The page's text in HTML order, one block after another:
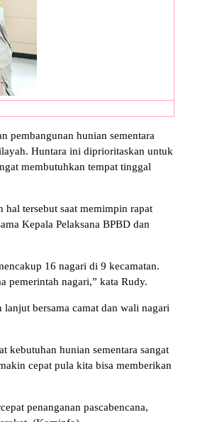
pembangunan hunian sementara
Huntara ini diprioritaskan untuk
membutuhkan tempat tinggal
hal tersebut saat memimpin rapat
Kepala Pelaksana BPBD dan
16 nagari di 9 kecamatan.
pemerintah nagari,” kata Rudy.
bersama camat dan wali nagari
kebutuhan hunian sementara sangat
cepat pula kita bisa memberikan
penanganan pascabencana,